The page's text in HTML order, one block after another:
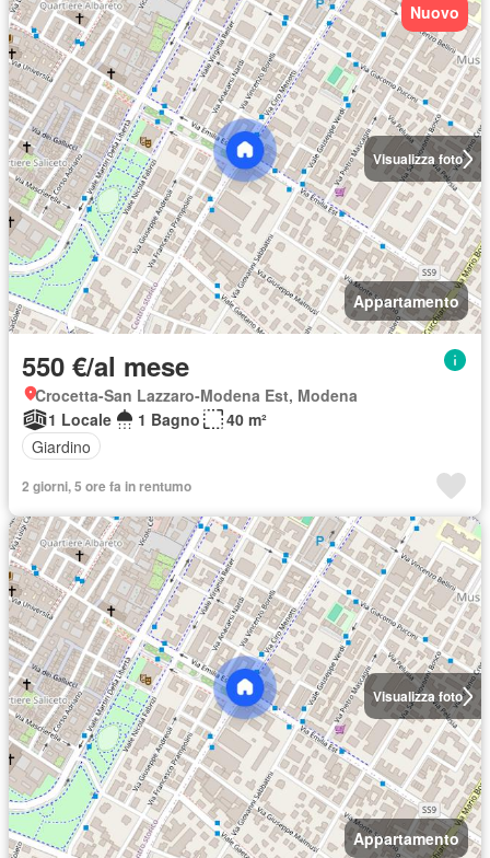
Visualizza foto
Nuovo
Appartamento
550 €/al mese
Crocetta-San Lazzaro-Modena Est, Modena
1 Locale
1 Bagno
40 m²
Giardino
2 giorni, 5 ore fa in rentumo
Visualizza foto
Appartamento